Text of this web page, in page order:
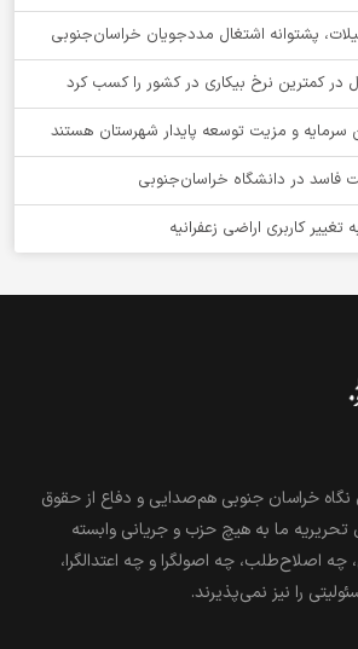
در کمترین نرخ بیکاری در کشور را کسب کرد
سرمایه و مزیت توسعه پایدار شهرستان هستند
تغییر کاربری اراضی زعفرانیه
خراسان جنوبی هم‌صدایی و دفاع از حقوق
ما به هیچ حزب و جریانی وابسته
چه اصلاح‌طلب، چه اصولگرا و چه اعتدالگرا،
را نیز نمی‌پذیرند.